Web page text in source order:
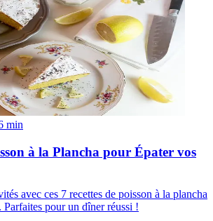
min
à la Plancha pour Épater vos
avec ces 7 recettes de poisson à la plancha
Parfaites pour un dîner réussi !